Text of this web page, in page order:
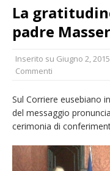
Quel
otto
Vercelli
Estate
Pro vs
La
padre
Inserito su Giugno 2, 2015
Commenti
Sul Corriere eusebiano
del messaggio
cerimonia di